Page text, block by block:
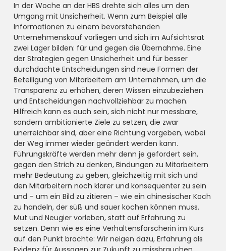
In der Woche an der HBS drehte sich alles um den
Umgang mit Unsicherheit. Wenn zum Beispiel alle
Informationen zu einem bevorstehenden
Unternehmenskauf vorliegen und sich im Aufsichtsrat
zwei Lager bilden: für und gegen die Übernahme. Eine
der Strategien gegen Unsicherheit und für besser
durchdachte Entscheidungen sind neue Formen der
Beteiligung von Mitarbeitern am Unternehmen, um die
Transparenz zu erhöhen, deren Wissen einzubeziehen
und Entscheidungen nachvollziehbar zu machen.
Hilfreich kann es auch sein, sich nicht nur messbare,
sondern ambitionierte Ziele zu setzen, die zwar
unerreichbar sind, aber eine Richtung vorgeben, wobei
der Weg immer wieder geändert werden kann.
Führungskräfte werden mehr denn je gefordert sein,
gegen den Strich zu denken, Bindungen zu Mitarbeitern
mehr Bedeutung zu geben, gleichzeitig mit sich und
den Mitarbeitern noch klarer und konsequenter zu sein
und – um ein Bild zu zitieren – wie ein chinesischer Koch
zu handeln, der süß und sauer kochen können muss.
Mut und Neugier vorleben, statt auf Erfahrung zu
setzen. Denn wie es eine Verhaltensforscherin im Kurs
auf den Punkt brachte: Wir neigen dazu, Erfahrung als